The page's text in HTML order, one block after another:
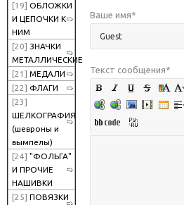
[19] ОБЛОЖКИ
И ЦЕПОЧКИ К
НИМ
[20] ЗНАЧКИ
МЕТАЛЛИЧЕСКИЕ
[21] МЕДАЛИ
[22] ФЛАГИ
[23]
ШЕЛКОГРАФИЯ
(шевроны и
вымпелы)
[24] "ФОЛЬГА"
И ПРОЧИЕ
НАШИВКИ
[25] ПОВЯЗКИ
Ваше имя*
Текст сообщения*